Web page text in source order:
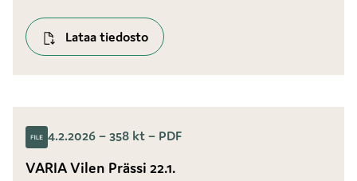
Lataa tiedosto
4.2.2026 – 358 kt – PDF
VARIA Vilen Prässi 22.1.